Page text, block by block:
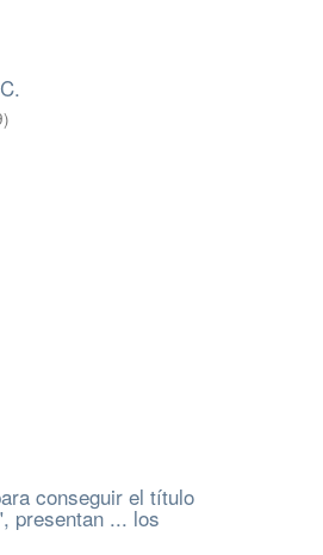
)
conseguir el título
presentan ... los